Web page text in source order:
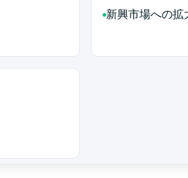
新興市場への拡